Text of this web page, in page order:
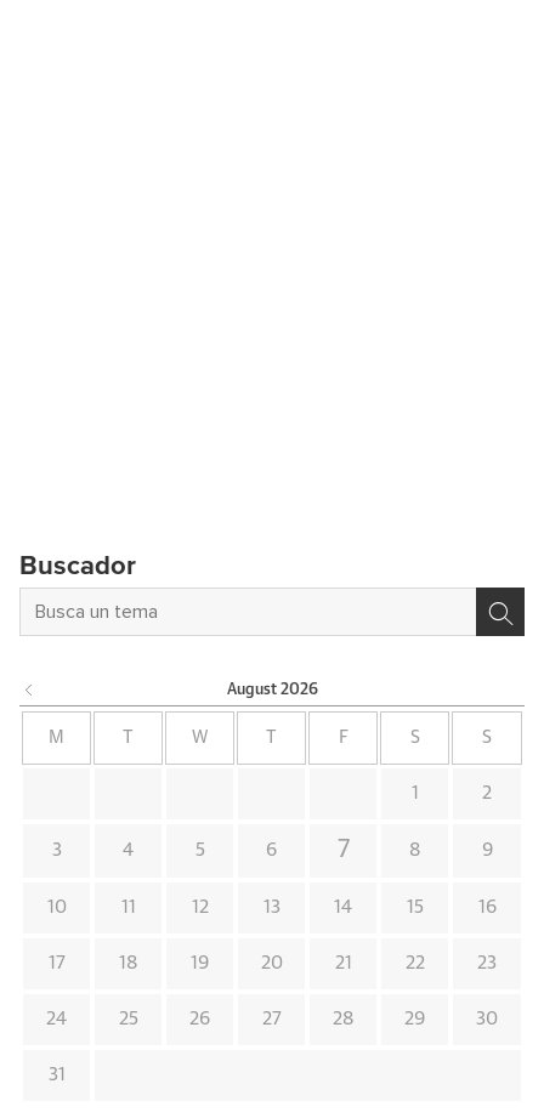
Buscador
August 2026
M W F S S
1 2
3 4 5 6 7 8 9
10 11 12 13 14 15 16
17 18 19 20 21 22 23
24 25 26 27 28 29 30
31